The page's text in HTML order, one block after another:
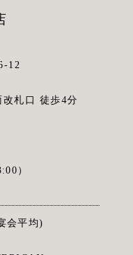
12
札口 徒歩4分
）
会平均)